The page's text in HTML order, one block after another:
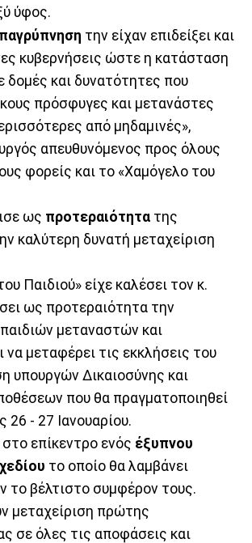
ύφος.
την είχαν επιδείξει και
κυβερνήσεις ώστε η κατάσταση
δομές και δυνατότητες που
πρόσφυγες και μετανάστες
από μηδαμινές»,
απευθυνόμενος προς όλους
φορείς και το «Χαμόγελο του
ως προτεραιότητα της
καλύτερη δυνατή μεταχείριση
Παιδιού» είχε καλέσει τον κ.
ως προτεραιότητα την
μεταναστών και
μεταφέρει τις εκκλήσεις του
υπουργών Δικαιοσύνης και
που θα πραγματοποιηθεί
26 - 27 Ιανουαρίου.
επίκεντρο ενός έξυπνου
το οποίο θα λαμβάνει
το βέλτιστο συμφέρον τους.
μεταχείριση πρώτης
σε όλες τις αποφάσεις και